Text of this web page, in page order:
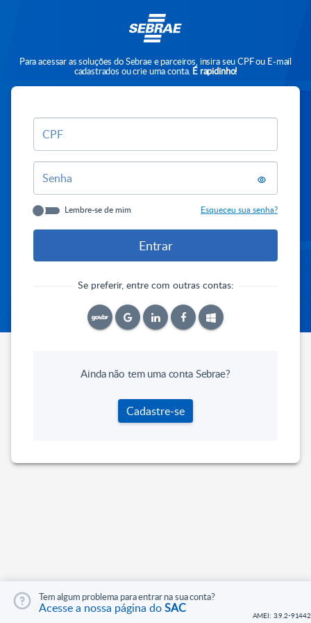
Para acessar as soluções do Sebrae e parceiros, insira seu CPF ou E-mail
cadastrados ou crie uma conta. É rapidinho!
CPF
Senha
Lembre-se de mim Esqueceu sua senha?
Se preferir, entre com outras contas:
Tem algum problema para entrar na sua conta?
Acesse a nossa página doSAC
Ainda não tem uma conta Sebrae?
Cadastre-se
AMEI: 3.9.2-91442